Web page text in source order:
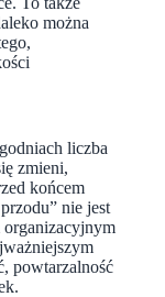
można
liczba
zmieni,
końcem
nie jest
powtarzalność